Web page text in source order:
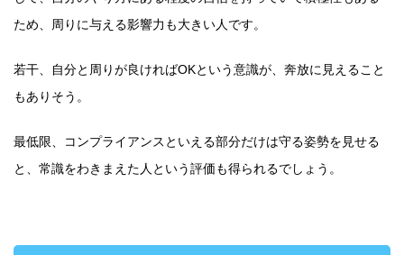
ため、周りに与える影響力も大きい人です。
若干、自分と周りが良ければOKという意識が、奔放に見えること
もありそう。
最低限、コンプライアンスといえる部分だけは守る姿勢を見せる
と、常識をわきまえた人という評価も得られるでしょう。